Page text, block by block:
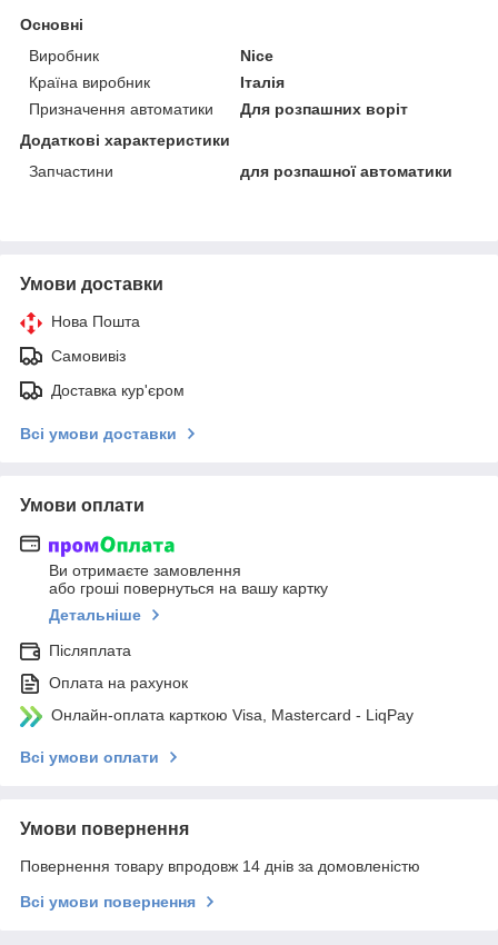
Основні
Виробник
Nice
Країна виробник
Італія
Призначення автоматики
Для розпашних воріт
Додаткові характеристики
Запчастини
для розпашної автоматики
Умови доставки
Нова Пошта
Самовивіз
Доставка кур'єром
Всі умови доставки
Умови оплати
Ви отримаєте замовлення
або гроші повернуться на вашу картку
Детальніше
Післяплата
Оплата на рахунок
Онлайн-оплата карткою Visa, Mastercard - LiqPay
Всі умови оплати
Умови повернення
Повернення товару впродовж 14 днів за домовленістю
Всі умови повернення